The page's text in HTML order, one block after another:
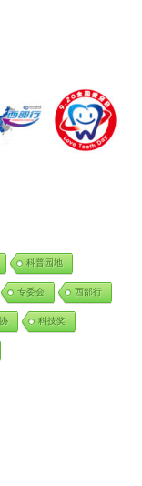
科普园地
专委会 西部行
科技奖